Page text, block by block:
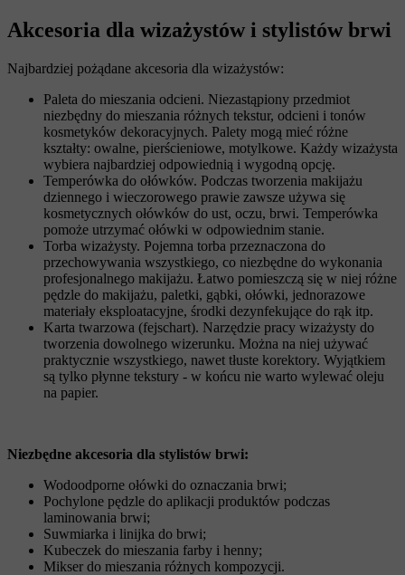
Akcesoria dla wizażystów i stylistów brwi
Najbardziej pożądane akcesoria dla wizażystów:
Paleta do mieszania odcieni. Niezastąpiony przedmiot
niezbędny do mieszania różnych tekstur, odcieni i tonów
kosmetyków dekoracyjnych. Palety mogą mieć różne
kształty: owalne, pierścieniowe, motylkowe. Każdy wizażysta
wybiera najbardziej odpowiednią i wygodną opcję.
Temperówka do ołówków. Podczas tworzenia makijażu
dziennego i wieczorowego prawie zawsze używa się
kosmetycznych ołówków do ust, oczu, brwi. Temperówka
pomoże utrzymać ołówki w odpowiednim stanie.
Torba wizażysty. Pojemna torba przeznaczona do
przechowywania wszystkiego, co niezbędne do wykonania
profesjonalnego makijażu. Łatwo pomieszczą się w niej różne
pędzle do makijażu, paletki, gąbki, ołówki, jednorazowe
materiały eksploatacyjne, środki dezynfekujące do rąk itp.
Karta twarzowa (fejschart). Narzędzie pracy wizażysty do
tworzenia dowolnego wizerunku. Można na niej używać
praktycznie wszystkiego, nawet tłuste korektory. Wyjątkiem
są tylko płynne tekstury - w końcu nie warto wylewać oleju
na papier.
Niezbędne akcesoria dla stylistów brwi:
Wodoodporne ołówki do oznaczania brwi;
Pochylone pędzle do aplikacji produktów podczas
laminowania brwi;
Suwmiarka i linijka do brwi;
Kubeczek do mieszania farby i henny;
Mikser do mieszania różnych kompozycji.